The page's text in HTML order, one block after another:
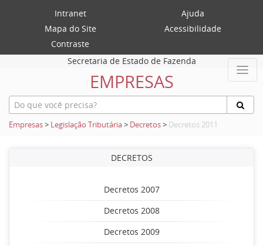
Intranet
Ajuda
Mapa do Site
Acessibilidade
Contraste
Secretaria de Estado de Fazenda
EMPRESAS
Empresas> Legislação Tributária> Decretos> Decretos 2011
DECRETOS
Decretos 2007
Decretos 2008
Decretos 2009